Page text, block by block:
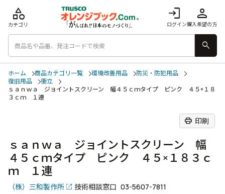
login
ログイン
person
購入希望の方
category
カテゴリ
search
ホーム 商品カテゴリ一覧 環境改善用品
防災・防犯用品
復旧用品
衝立
ｓａｎｗａ ジョイントスクリーン 幅４５ｃｍタイプ ピンク ４５×１８
３ｃｍ １連
print 印刷
ｓａｎｗａ ジョイントスクリーン 幅
４５ｃｍタイプ ピンク ４５×１８３ｃ
ｍ １連
（株）三和製作所 技術相談窓口 03-5607-7811